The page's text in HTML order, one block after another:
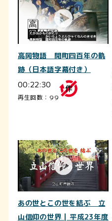
高岡物語 開町四百年の軌
跡（日本語字幕付き）
00:22:30
再生回数：99
あの世とこの世を結ぶ 立
山信仰の世界 | 平成23年度